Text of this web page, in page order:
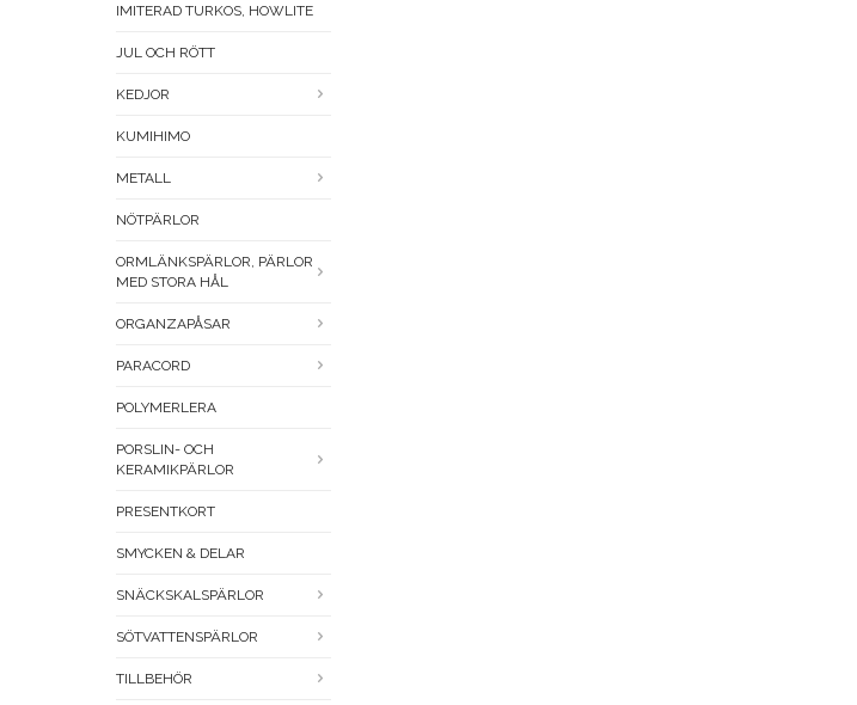
IMITERAD TURKOS, HOWLITE
JUL OCH RÖTT
KEDJOR
KUMIHIMO
METALL
NÖTPÄRLOR
ORMLÄNKSPÄRLOR, PÄRLOR
MED STORA HÅL
ORGANZAPÅSAR
PARACORD
POLYMERLERA
PORSLIN- OCH
KERAMIKPÄRLOR
PRESENTKORT
SMYCKEN & DELAR
SNÄCKSKALSPÄRLOR
SÖTVATTENSPÄRLOR
TILLBEHÖR